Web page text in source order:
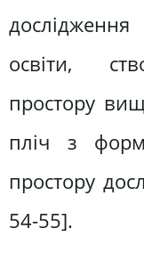
освіти,
простору
пліч з
простору
54-55].